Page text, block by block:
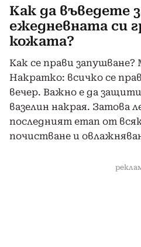
Как да въведете
ежедневната си
кожата?
Как се прави запушване?
Накратко: всичко се
вечер. Важно е да
вазелин накрая. Затова
последният етап от
почистване и